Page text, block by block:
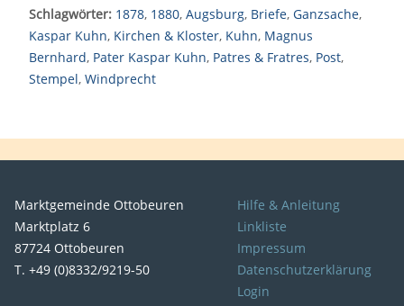
Schlagwörter: 1878, 1880, Augsburg, Briefe, Ganzsache,
Kaspar Kuhn, Kirchen & Kloster, Kuhn, Magnus
Bernhard, Pater Kaspar Kuhn, Patres & Fratres, Post,
Stempel, Windprecht
Marktgemeinde Ottobeuren
Marktplatz 6
87724 Ottobeuren
T. +49 (0)8332/9219-50
Hilfe & Anleitung
Linkliste
Impressum
Datenschutzerklärung
Login